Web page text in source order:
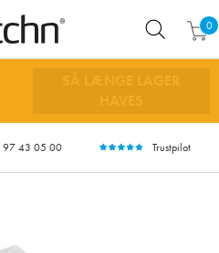
0
97 43 05 00 Trustpilot